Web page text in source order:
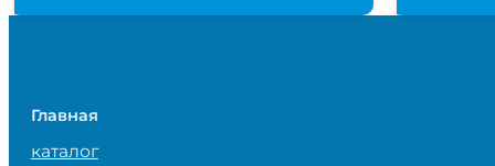
1,180,000 сум.
Главная
каталог